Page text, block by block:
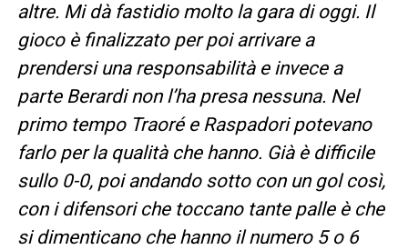
altre. Mi dà fastidio molto la gara di oggi. Il
gioco è finalizzato per poi arrivare a
prendersi una responsabilità e invece a
parte Berardi non l’ha presa nessuna. Nel
primo tempo Traoré e Raspadori potevano
farlo per la qualità che hanno. Già è difficile
sullo 0-0, poi andando sotto con un gol così,
con i difensori che toccano tante palle è che
si dimenticano che hanno il numero 5 o 6